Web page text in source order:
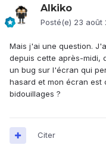
Alkiko
Posté(e) 23 août
Mais j'ai une question.
depuis cette après-midi,
un bug sur l'écran qui
hasard et mon écran est
bidouillages ?
Citer